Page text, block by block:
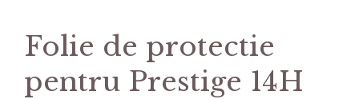
Folie de protectie
pentru Prestige 14H